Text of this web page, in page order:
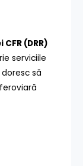
(DRR)
serviciile
să